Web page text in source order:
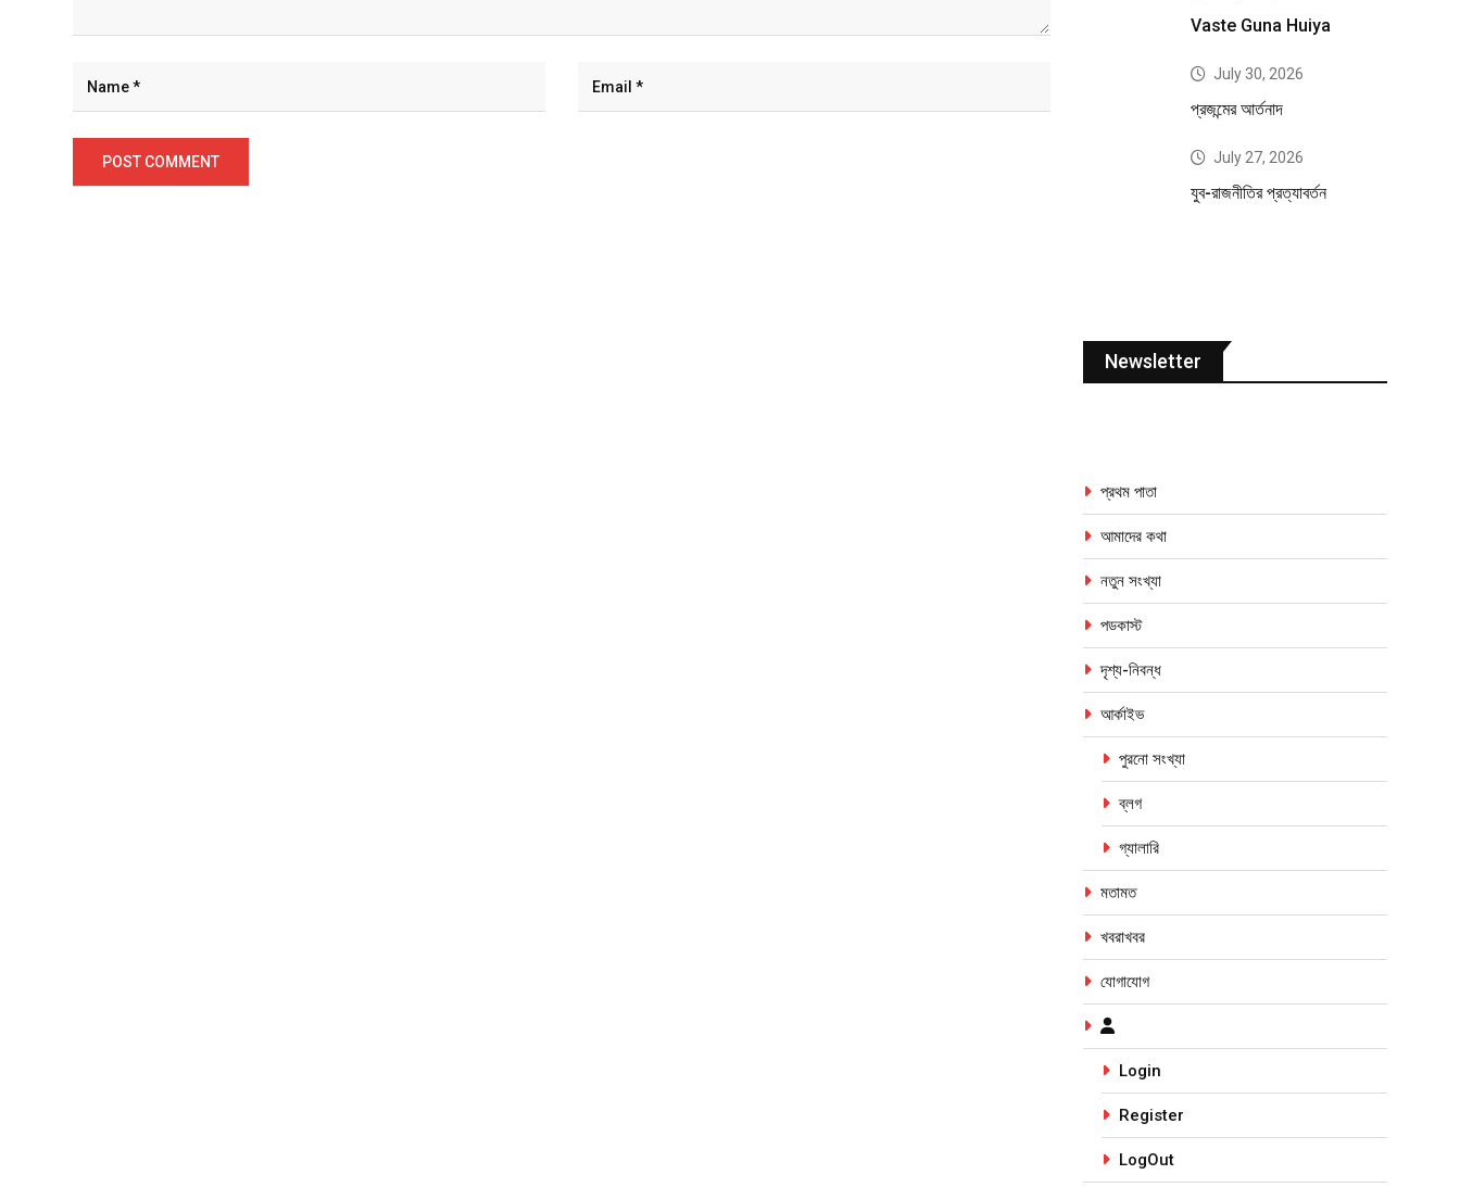
Vaste Guna Huiya
July 30, 2026
প্রজন্মের আর্তনাদ
July 27, 2026
যুব-রাজনীতির প্রত্যাবর্তন
Newsletter
প্রথম পাতা
আমাদের কথা
নতুন সংখ্যা
পডকাস্ট
দৃশ্য-নিবন্ধ
আর্কাইভ
পুরনো সংখ্যা
ব্লগ
গ্যালারি
মতামত
খবরাখবর
যোগাযোগ
Login
Register
LogOut